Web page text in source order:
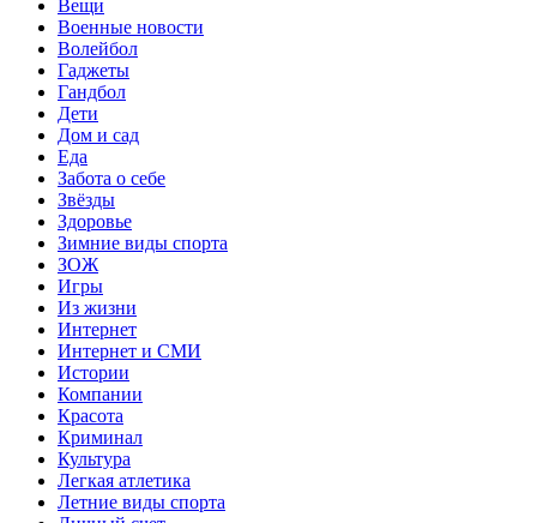
Вещи
Военные новости
Волейбол
Гаджеты
Гандбол
Дети
Дом и сад
Еда
Забота о себе
Звёзды
Здоровье
Зимние виды спорта
ЗОЖ
Игры
Из жизни
Интернет
Интернет и СМИ
Истории
Компании
Красота
Криминал
Культура
Легкая атлетика
Летние виды спорта